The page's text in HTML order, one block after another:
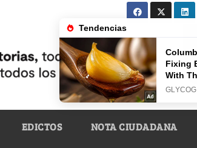
EDICTOS NOTA CIUDADANA